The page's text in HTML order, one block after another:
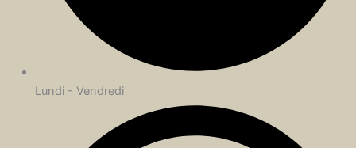
Lundi - Vendredi